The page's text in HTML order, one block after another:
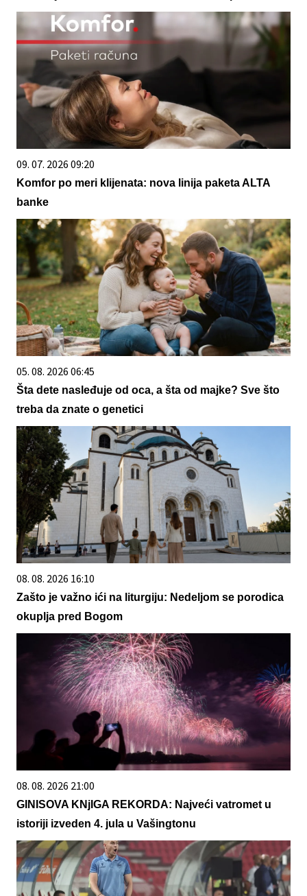
09. 07. 2026 09:20
Komfor po meri klijenata: nova linija paketa ALTA
banke
05. 08. 2026 06:45
Šta dete nasleđuje od oca, a šta od majke? Sve što
treba da znate o genetici
08. 08. 2026 16:10
Zašto je važno ići na liturgiju: Nedeljom se porodica
okuplja pred Bogom
08. 08. 2026 21:00
GINISOVA KNjIGA REKORDA: Najveći vatromet u
istoriji izveden 4. jula u Vašingtonu